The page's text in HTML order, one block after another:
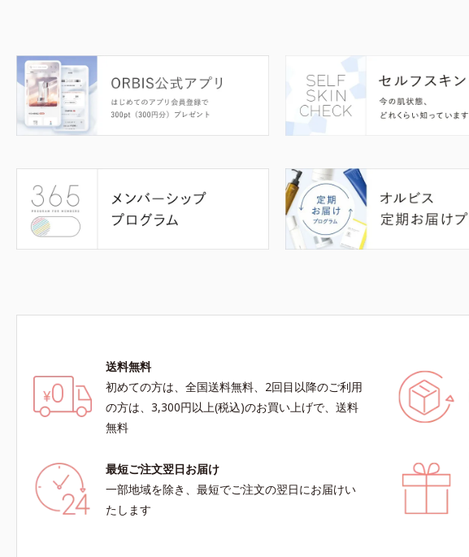
送料無料
初めての方は、全国送料無料、2回目以降のご利用
の方は、3,300円以上(税込)のお買い上げで、送料
無料
最短ご注文翌日お届け
一部地域を除き、最短でご注文の翌日にお届けい
たします